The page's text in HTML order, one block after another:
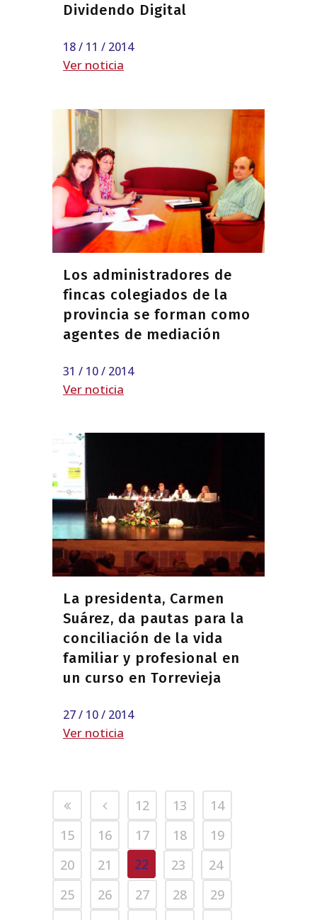
Dividendo Digital
18 / 11 / 2014
Ver noticia
Los administradores de
fincas colegiados de la
provincia se forman como
agentes de mediación
31 / 10 / 2014
Ver noticia
La presidenta, Carmen
Suárez, da pautas para la
conciliación de la vida
familiar y profesional en
un curso en Torrevieja
27 / 10 / 2014
Ver noticia
12 13
14
15
16 17 18
19
20
21 22 23
24
25
26 27 28
29